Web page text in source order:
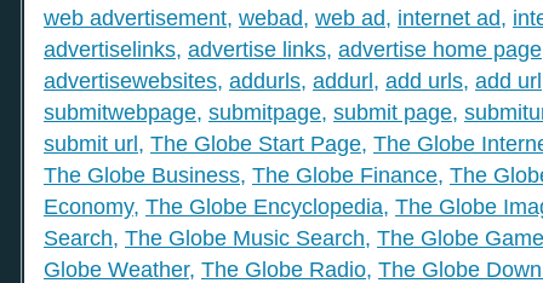
web advertisement, webad, web ad, internet ad,
advertiselinks, advertise links, advertise home page
advertisewebsites, addurls, addurl, add urls, add url
submitwebpage, submitpage, submit page,
submit url, The Globe Start Page, The Globe
The Globe Business, The Globe Finance, The
Economy, The Globe Encyclopedia, The Globe
Search, The Globe Music Search, The Globe
Globe Weather, The Globe Radio, The Globe